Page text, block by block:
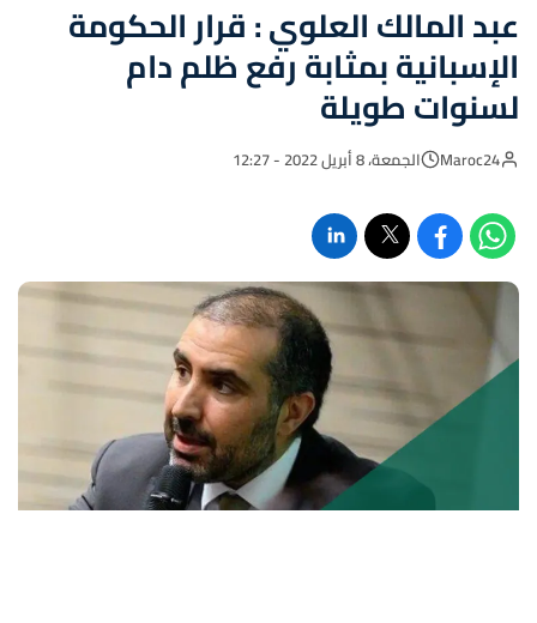
عبد المالك العلوي : قرار الحكومة
الإسبانية بمثابة رفع ظلم دام
لسنوات طويلة
Maroc24 الجمعة، 8 أبريل 2022 - 12:27